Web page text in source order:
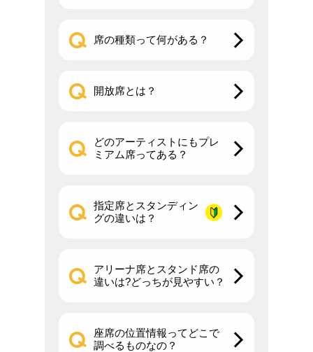
席の種類って何がある？
開放席とは？
どのアーティストにもプレ
ミアム席ってある？
指定席とスタンディン
グの違いは？
アリーナ席とスタンド席の
違いは?どっちが見やすい？
座席の位置情報ってどこで
調べるものなの？